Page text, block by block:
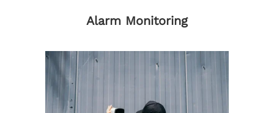
Alarm Monitoring